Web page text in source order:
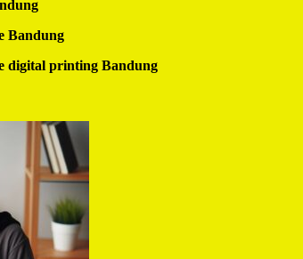
Bandung
digital printing Bandung